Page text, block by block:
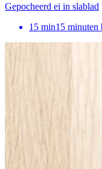
Gepocheerd ei in slablad
15 min15 minuten